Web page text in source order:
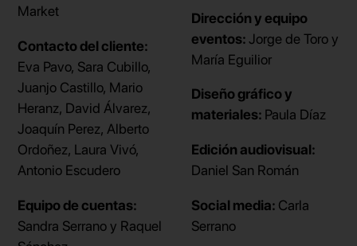
Market
Contacto del cliente:
Eva Pavo, Sara Cubillo,
Juanjo Castillo, Mario
Heranz, David Álvarez,
Joaquín Perez, Alberto
Ordoñez, Laura Vivó,
Antonio Escudero
Equipo de cuentas:
Sandra Serrano y Raquel
Dirección y equipo
eventos:Jorge de Toro y
María Eguilior
Diseño gráfico y
materiales: Paula Díaz
Edición audiovisual:
Daniel San Román
Social media: Carla
Serrano